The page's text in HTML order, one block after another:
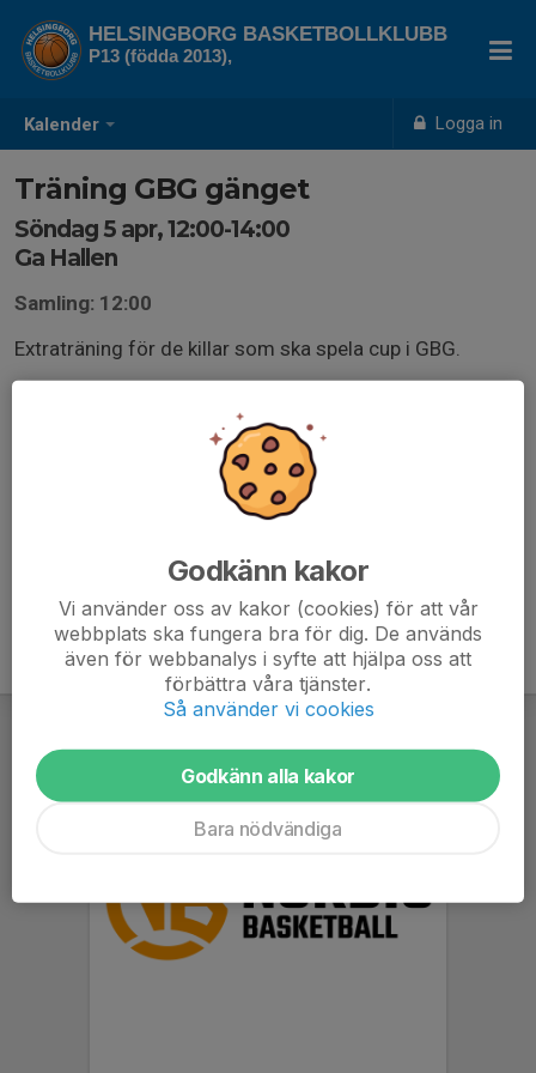
Kalender Logga in
HELSINGBORG BASKETBOLLKLUBB
P13 (födda 2013),
Träning GBG gänget
Söndag 5 apr, 12:00-14:00
Ga Hallen
Samling: 12:00
Extraträning för de killar som ska spela cup i GBG.
Godkänn kakor
Vi använder oss av kakor (cookies) för att vår
webbplats ska fungera bra för dig. De används
även för webbanalys i syfte att hjälpa oss att
förbättra våra tjänster.
Så använder vi cookies
Godkänn alla kakor
Bara nödvändiga